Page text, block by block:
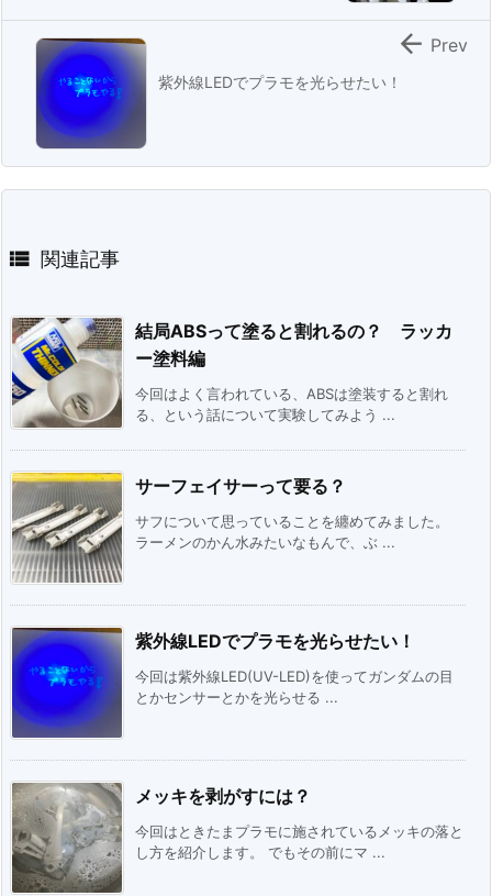
紫外線LEDでプラモを光らせたい！
 Prev
 関連記事
結局ABSって塗ると割れるの？ ラッカ
ー塗料編
今回はよく言われている、ABSは塗装すると割れ
る、という話について実験してみよう ...
サーフェイサーって要る？
サフについて思っていることを纏めてみました。
ラーメンのかん水みたいなもんで、ぶ ...
紫外線LEDでプラモを光らせたい！
今回は紫外線LED(UV-LED)を使ってガンダムの目
とかセンサーとかを光らせる ...
メッキを剥がすには？
今回はときたまプラモに施されているメッキの落と
し方を紹介します。 でもその前にマ ...